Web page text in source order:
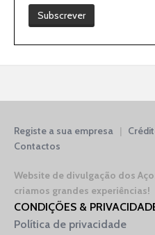
Registe a sua empresa |
Contactos
Website de divulgação dos
criamos grandes experiências!
CONDIÇÕES &
Política de privacidade